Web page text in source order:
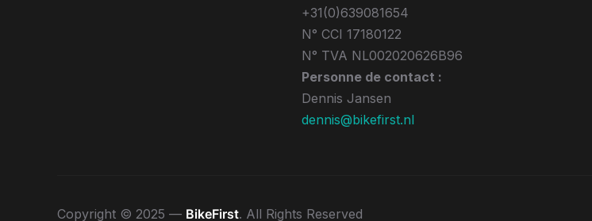
+31(0)639081654
N° CCI 17180122
N° TVA NL002020626B96
Personne de contact :
Dennis Jansen
dennis@bikefirst.nl
Copyright © 2025 — BikeFirst. All Rights Reserved